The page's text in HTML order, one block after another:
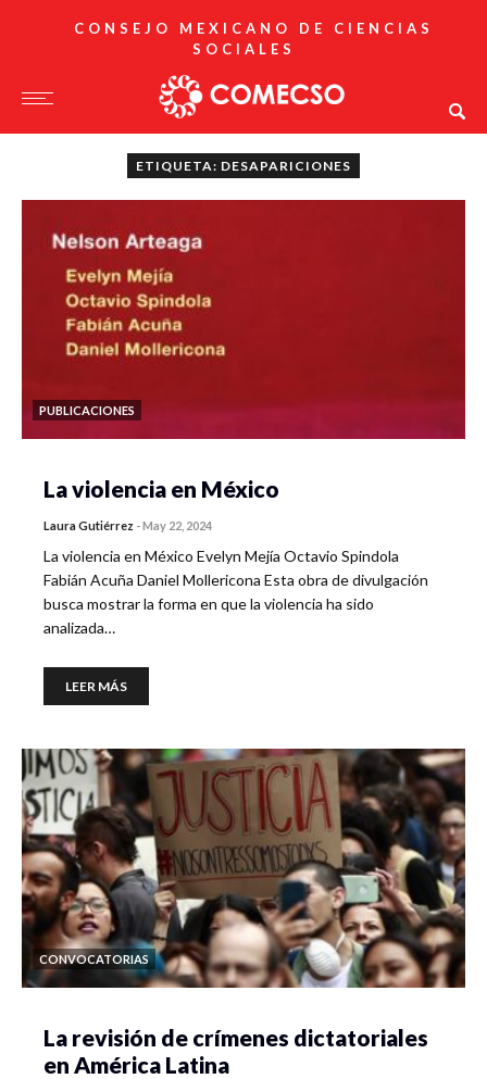
CONSEJO MEXICANO DE CIENCIAS
SOCIALES
ETIQUETA: DESAPARICIONES
PUBLICACIONES
La violencia en México
Laura Gutiérrez -May 22, 2024
La violencia en México Evelyn Mejía Octavio Spindola
Fabián Acuña Daniel Mollericona Esta obra de divulgación
busca mostrar la forma en que la violencia ha sido
analizada…
LEER MÁS
CONVOCATORIAS
La revisión de crímenes dictatoriales
en América Latina